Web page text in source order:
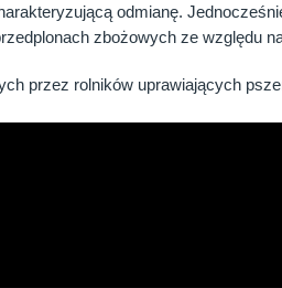
odmianę.
zbożowych ze względu
przez rolników uprawiających